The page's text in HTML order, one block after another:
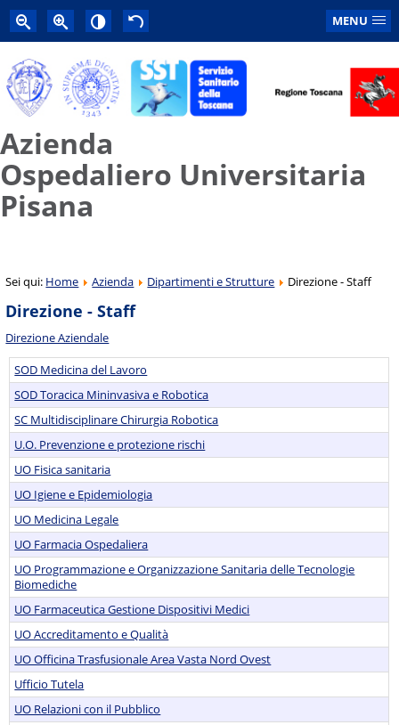
MENU
Azienda
Ospedaliero Universitaria
Pisana
Sei qui: Home Azienda Dipartimenti e Strutture Direzione - Staff
Direzione - Staff
Direzione Aziendale
SOD Medicina del Lavoro
SOD Toracica Mininvasiva e Robotica
SC Multidisciplinare Chirurgia Robotica
U.O. Prevenzione e protezione rischi
UO Fisica sanitaria
UO Igiene e Epidemiologia
UO Medicina Legale
UO Farmacia Ospedaliera
UO Programmazione e Organizzazione Sanitaria delle Tecnologie
Biomediche
UO Farmaceutica Gestione Dispositivi Medici
UO Accreditamento e Qualità
UO Officina Trasfusionale Area Vasta Nord Ovest
Ufficio Tutela
UO Relazioni con il Pubblico